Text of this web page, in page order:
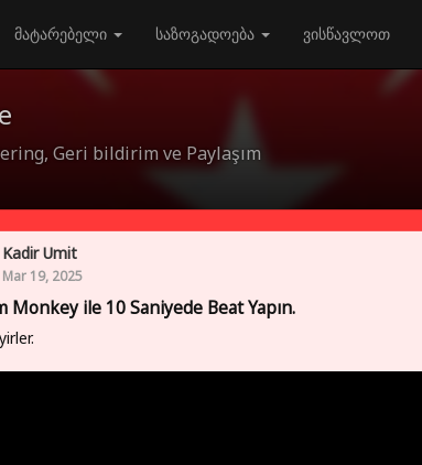
მატარებელი საზოგადოება ვისწავლოთ
Geri bildirim ve Paylaşım
Kadir Umit
Mar 19, 2025
Monkey ile 10 Saniyede Beat Yapın.